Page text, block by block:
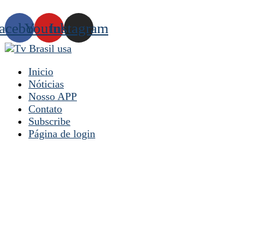
YoutubeInstagram
Inicio
Nóticias
Nosso APP
Contato
Subscribe
Página de login